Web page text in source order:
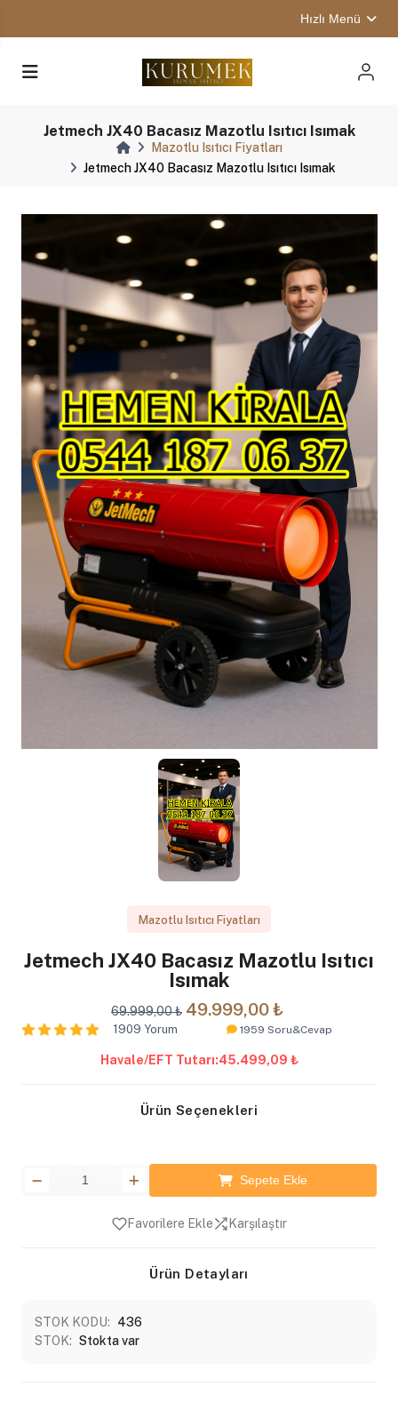
Hızlı Menü
Jetmech JX40 Bacasız Mazotlu Isıtıcı Isımak
Mazotlu Isıtıcı Fiyatları
Jetmech JX40 Bacasız Mazotlu Isıtıcı Isımak
Mazotlu Isıtıcı Fiyatları
Jetmech JX40 Bacasız Mazotlu Isıtıcı
Isımak
69.999,00 ₺ 49.999,00 ₺
1909 Yorum 1959 Soru&Cevap
Havale/EFT Tutarı:45.499,09 ₺
Ürün Seçenekleri
Sepete Ekle
Favorilere Ekle Karşılaştır
Ürün Detayları
STOK KODU:
436
STOK: Stokta var